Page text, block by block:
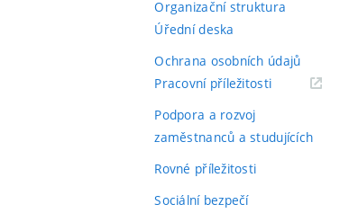
Organizační struktura
Úřední deska
Ochrana osobních údajů
Pracovní příležitosti(externí
Podpora a rozvoj
zaměstnanců a studujících
Rovné příležitosti
Sociální bezpečí